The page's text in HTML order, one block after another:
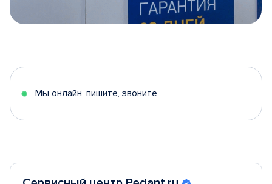
5
Мы онлайн, пишите, звоните